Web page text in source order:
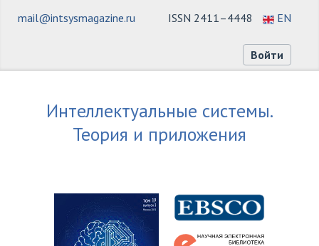
ISSN 2411–4448 EN
mail@intsysmagazine.ru
Войти
Интеллектуальные системы.
Теория и приложения